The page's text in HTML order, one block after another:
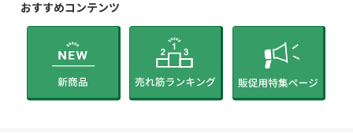
おすすめコンテンツ